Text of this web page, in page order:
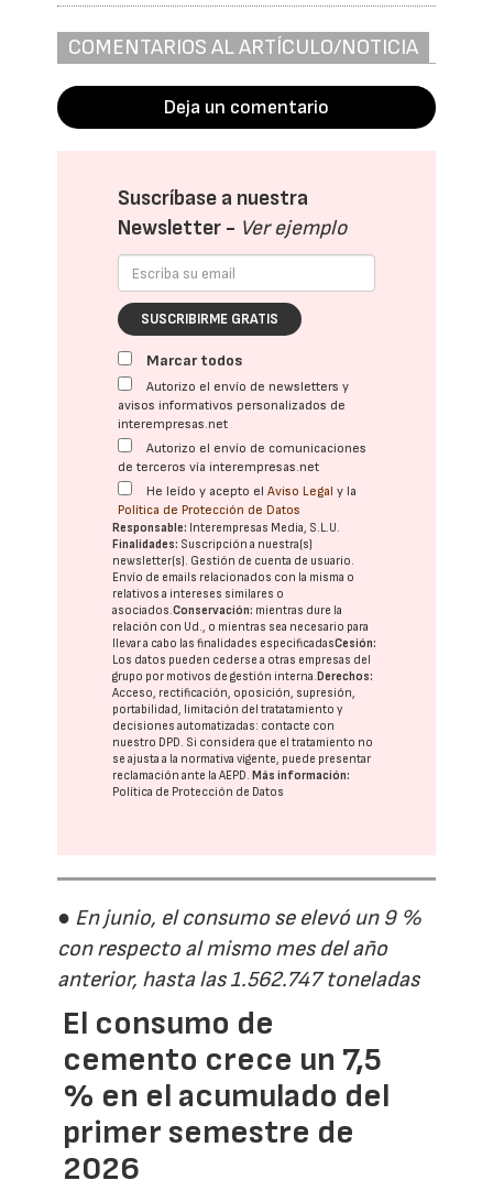
COMENTARIOS AL ARTÍCULO/NOTICIA
Deja un comentario
Suscríbase a nuestra
Newsletter - Ver ejemplo
SUSCRIBIRME GRATIS
Marcar todos
Autorizo el envío de newsletters y
avisos informativos personalizados de
interempresas.net
Autorizo el envío de comunicaciones
de terceros vía interempresas.net
He leído y acepto elAviso Legal y la
Política de Protección de Datos
Responsable: Interempresas Media, S.L.U.
Finalidades: Suscripción a nuestra(s)
newsletter(s). Gestión de cuenta de usuario.
Envío de emails relacionados con la misma o
relativos a intereses similares o
asociados.Conservación: mientras dure la
relación con Ud., o mientras sea necesario para
llevar a cabo las finalidades especificadasCesión:
Los datos pueden cederse a otras empresas del
grupo por motivos de gestión interna. Derechos:
Acceso, rectificación, oposición, supresión,
portabilidad, limitación del tratatamiento y
decisiones automatizadas: contacte con
nuestro DPD. Si considera que el tratamiento no
se ajusta a la normativa vigente, puede presentar
reclamación ante laAEPD. Más información:
Política de Protección de Datos
● En junio, el consumo se elevó un 9 %
con respecto al mismo mes del año
anterior, hasta las 1.562.747 toneladas
El consumo de
cemento crece un 7,5
% en el acumulado del
primer semestre de
2026